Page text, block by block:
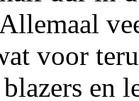
voor
en